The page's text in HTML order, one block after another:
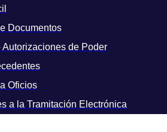
Documentos
Autorizaciones de Poder
Oficios
a la Tramitación Electrónica